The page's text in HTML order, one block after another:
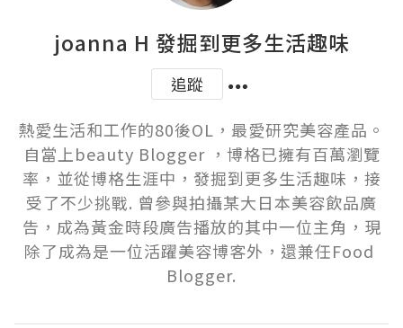
joanna H 發掘到更多生活趣味
追蹤
熱愛生活和工作的80後OL，最愛研究美容產品。
自當上beauty Blogger ，博格已擁有百萬瀏覽
率，並從博格生涯中，發掘到更多生活趣味，接
受了不少挑戰. 曾參與拍攝某大日本美容飲品廣
告，成為黃金時段廣告播放的其中一位主角，現
除了成為是一位活躍美容博客外，還兼任Food
Blogger.